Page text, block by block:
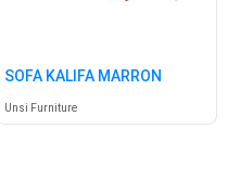
SOFA KALIFA MARRON
Unsi Furniture